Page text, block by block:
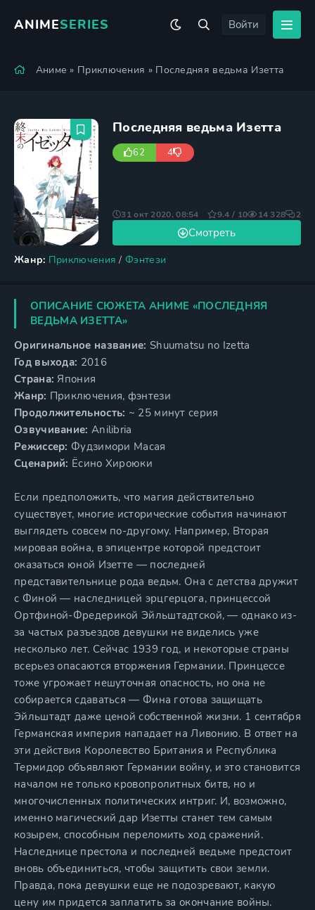
ANIMESERIES Войти
Аниме » Приключения » Последняя ведьма Изетта
Последняя ведьма Изетта
62 4
Жанр: Приключения / Фэнтези
Смотреть
31 окт 2020, 08:54 9.4 / 10 14 328 2
ОПИСАНИЕ СЮЖЕТА АНИМЕ «ПОСЛЕДНЯЯ
ВЕДЬМА ИЗЕТТА»
Оригинальное название: Shuumatsu no Izetta
Год выхода: 2016
Страна: Япония
Жанр: Приключения, фэнтези
Продолжительность: ~ 25 минут серия
Озвучивание: Anilibria
Режиссер: Фудзимори Масая
Сценарий: Ёсино Хироюки
Если предположить, что магия действительно
существует, многие исторические события начинают
выглядеть совсем по-другому. Например, Вторая
мировая война, в эпицентре которой предстоит
оказаться юной Изетте — последней
представительнице рода ведьм. Она с детства дружит
с Финой — наследницей эрцгерцога, принцессой
Ортфиной-Фредерикой Эйльштадтской, — однако из-
за частых разъездов девушки не виделись уже
несколько лет. Сейчас 1939 год, и некоторые страны
всерьез опасаются вторжения Германии. Принцессе
тоже угрожает нешуточная опасность, но она не
собирается сдаваться — Фина готова защищать
Эйльштадт даже ценой собственной жизни. 1 сентября
Германская империя нападает на Ливонию. В ответ на
эти действия Королевство Британия и Республика
Термидор объявляют Германии войну, и это становится
началом не только кровопролитных битв, но и
многочисленных политических интриг. И, возможно,
именно магический дар Изетты станет тем самым
козырем, способным переломить ход сражений.
Наследнице престола и последней ведьме предстоит
вновь объединиться, чтобы защитить свои земли.
Правда, пока девушки еще не подозревают, какую
цену им придется заплатить за окончание войны.